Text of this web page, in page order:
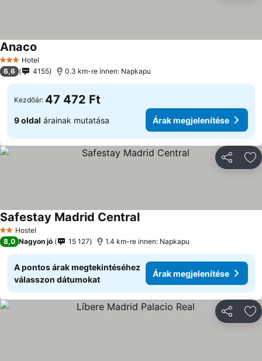
3 Kategória
Hotel
Anaco
6,6 4155 0.3 km-re innen: Napkapu
Kezdőár: 47 472 Ft
9 oldal árainak mutatása Árak megjelenítése
2 Kategória
Hostel
Safestay Madrid Central
8,0 Nagyon jó 15 127 1.4 km-re innen: Napkapu
A pontos árak megtekintéséhez
válasszon dátumokat
Árak megjelenítése